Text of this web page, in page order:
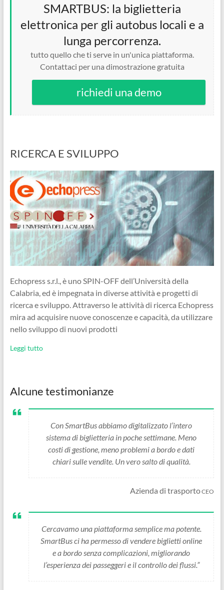
SMARTBUS: la biglietteria
elettronica per gli autobus locali e a
lunga percorrenza.
tutto quello che ti serve in un'unica piattaforma.
Contattaci per una dimostrazione gratuita
richiedi una demo
RICERCA E SVILUPPO
Echopress s.r.l., è uno SPIN-OFF dell’Università della
Calabria, ed è impegnata in diverse attività e progetti di
ricerca e sviluppo. Attraverso le attività di ricerca Echopress
mira ad acquisire nuove conoscenze e capacità, da utilizzare
nello sviluppo di nuovi prodotti
Leggi tutto
Alcune testimonianze
Con SmartBus abbiamo digitalizzato l’intero
sistema di biglietteria in poche settimane. Meno
costi di gestione, meno problemi a bordo e dati
chiari sulle vendite. Un vero salto di qualità.
Azienda di trasportoCEO
Cercavamo una piattaforma semplice ma potente.
SmartBus ci ha permesso di vendere biglietti online
e a bordo senza complicazioni, migliorando
l’esperienza dei passeggeri e il controllo dei flussi.”